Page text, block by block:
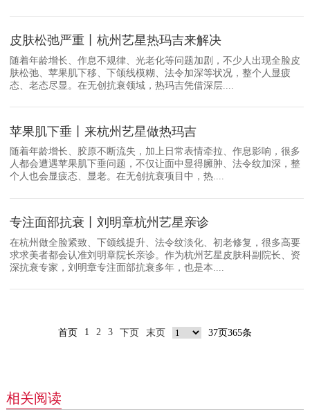
皮肤松弛严重丨杭州艺星热玛吉来解决
随着年龄增长、作息不规律、光老化等问题加剧，不少人出现全脸皮
肤松弛、苹果肌下移、下颌线模糊、法令加深等状况，整个人显疲
态、老态尽显。在无创抗衰领域，热玛吉凭借深层....
苹果肌下垂丨来杭州艺星做热玛吉
随着年龄增长、胶原不断流失，加上日常表情牵拉、作息影响，很多
人都会遭遇苹果肌下垂问题，不仅让面中显得臃肿、法令纹加深，整
个人也会显疲态、显老。在无创抗衰项目中，热....
专注面部抗衰丨刘明章杭州艺星亲诊
在杭州做全脸紧致、下颌线提升、法令纹淡化、初老修复，很多高要
求求美者都会认准刘明章院长亲诊。作为杭州艺星皮肤科副院长、资
深抗衰专家，刘明章专注面部抗衰多年，也是本....
首页 1 2 3 下页 末页 37页365条
相关阅读